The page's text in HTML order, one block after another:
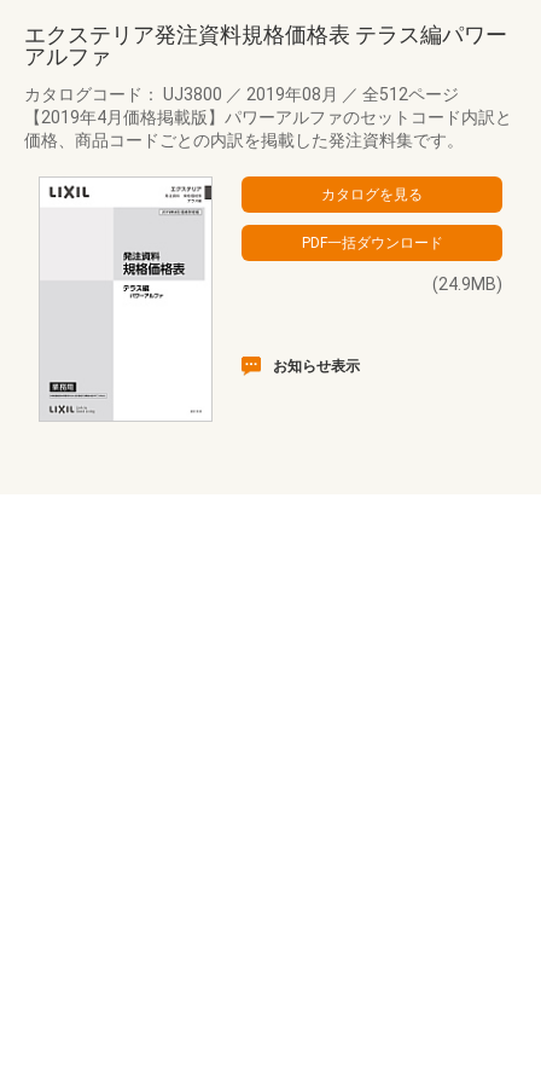
エクステリア発注資料規格価格表 テラス編パワー
アルファ
カタログコード： UJ3800 ／ 2019年08月 ／ 全512ページ
【2019年4月価格掲載版】パワーアルファのセットコード内訳と
価格、商品コードごとの内訳を掲載した発注資料集です。
(24.9MB)
お知らせ表示